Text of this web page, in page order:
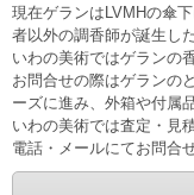
現在ゲランはLVMHの傘
者以外の調香師が誕生し
いわの美術ではゲランの
お問合せの際はゲランの
ーズに進み、外箱や付属
いわの美術では査定・見
電話・メールにてお問合